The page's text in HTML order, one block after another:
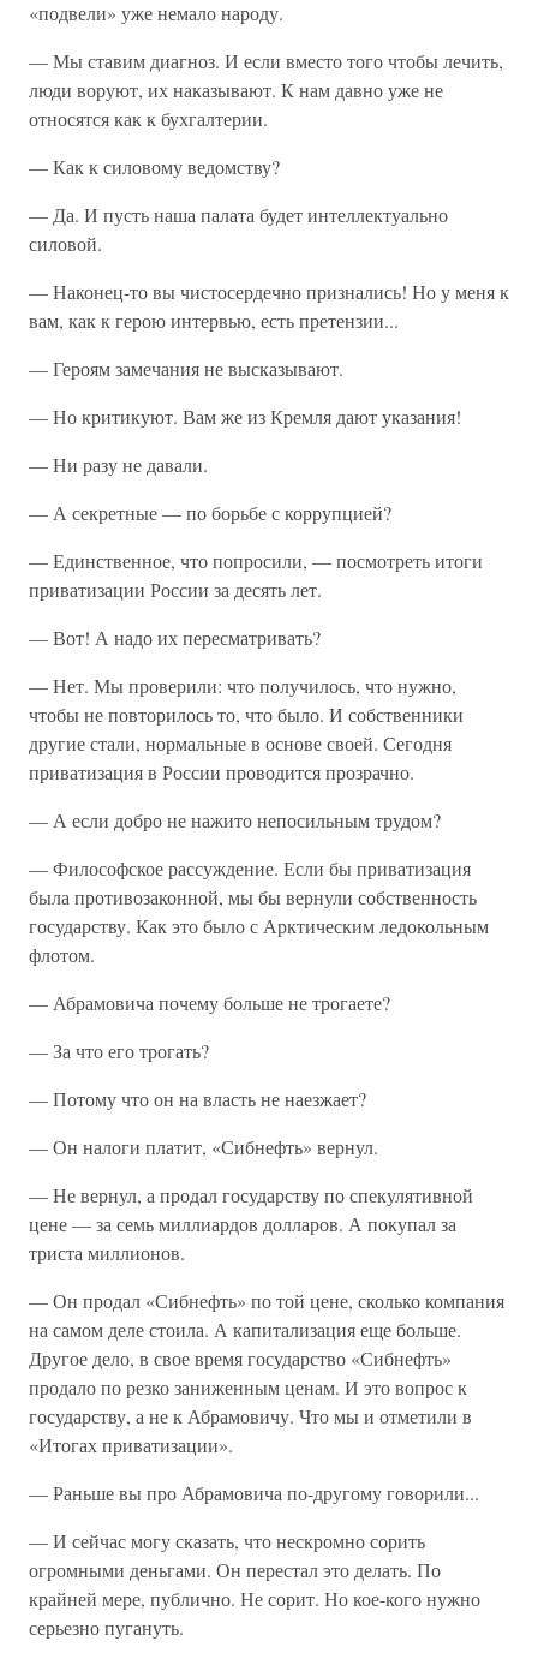
«подвели» уже немало народу.
— Мы ставим диагноз. И если вместо того чтобы лечить,
люди воруют, их наказывают. К нам давно уже не
относятся как к бухгалтерии.
— Как к силовому ведомству?
— Да. И пусть наша палата будет интеллектуально
силовой.
— Наконец-то вы чистосердечно признались! Но у меня к
вам, как к герою интервью, есть претензии...
— Героям замечания не высказывают.
— Но критикуют. Вам же из Кремля дают указания!
— Ни разу не давали.
— А секретные — по борьбе с коррупцией?
— Единственное, что попросили, — посмотреть итоги
приватизации России за десять лет.
— Вот! А надо их пересматривать?
— Нет. Мы проверили: что получилось, что нужно,
чтобы не повторилось то, что было. И собственники
другие стали, нормальные в основе своей. Сегодня
приватизация в России проводится прозрачно.
— А если добро не нажито непосильным трудом?
— Философское рассуждение. Если бы приватизация
была противозаконной, мы бы вернули собственность
государству. Как это было с Арктическим ледокольным
флотом.
— Абрамовича почему больше не трогаете?
— За что его трогать?
— Потому что он на власть не наезжает?
— Он налоги платит, «Сибнефть» вернул.
— Не вернул, а продал государству по спекулятивной
цене — за семь миллиардов долларов. А покупал за
триста миллионов.
— Он продал «Сибнефть» по той цене, сколько компания
на самом деле стоила. А капитализация еще больше.
Другое дело, в свое время государство «Сибнефть»
продало по резко заниженным ценам. И это вопрос к
государству, а не к Абрамовичу. Что мы и отметили в
«Итогах приватизации».
— Раньше вы про Абрамовича по-другому говорили...
— И сейчас могу сказать, что нескромно сорить
огромными деньгами. Он перестал это делать. По
крайней мере, публично. Не сорит. Но кое-кого нужно
серьезно пугануть.